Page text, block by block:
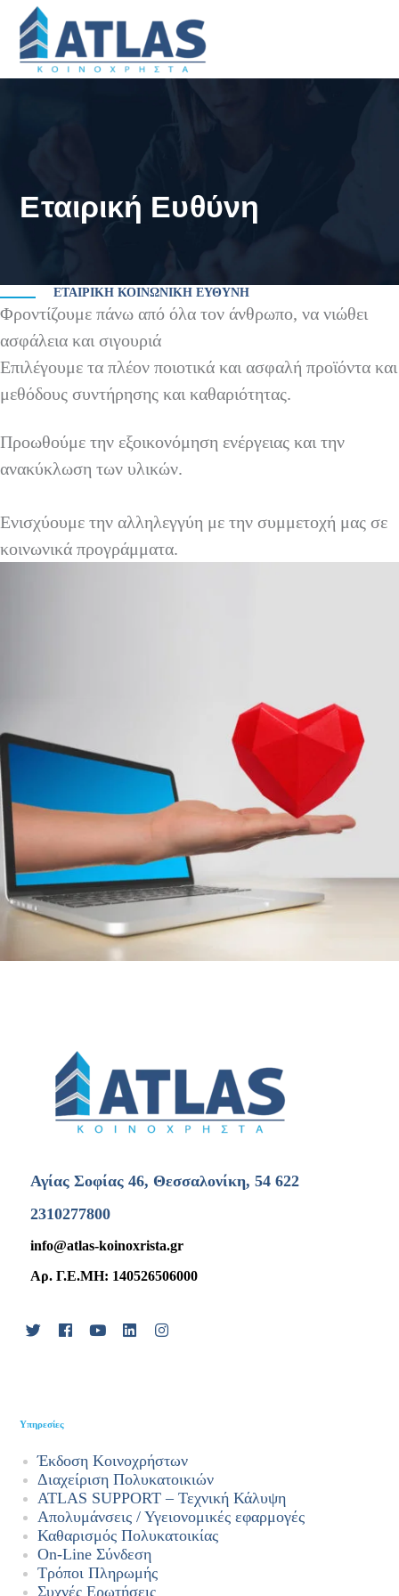
Εταιρική Ευθύνη
ΕΤΑΙΡΙΚΗ ΚΟΙΝΩΝΙΚΗ ΕΥΘΥΝΗ
Φροντίζουμε πάνω από όλα τον άνθρωπο, να νιώθει
ασφάλεια και σιγουριά
Επιλέγουμε τα πλέον ποιοτικά και ασφαλή προϊόντα και
μεθόδους συντήρησης και καθαριότητας.
Προωθούμε την εξοικονόμηση ενέργειας και την
ανακύκλωση των υλικών.
Ενισχύουμε την αλληλεγγύη με την συμμετοχή μας σε
κοινωνικά προγράμματα.
Αγίας Σοφίας 46, Θεσσαλονίκη, 54 622
2310277800
info@atlas-koinoxrista.gr
Αρ. Γ.Ε.ΜΗ: 140526506000
Υπηρεσίες
Έκδοση Κοινοχρήστων
Διαχείριση Πολυκατοικιών
ATLAS SUPPORT – Τεχνική Κάλυψη
Απολυμάνσεις / Υγειονομικές εφαρμογές
Καθαρισμός Πολυκατοικίας
On-Line Σύνδεση
Τρόποι Πληρωμής
Συχνές Ερωτήσεις